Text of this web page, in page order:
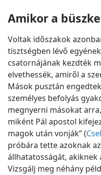
Amikor a
Voltak időszakok
tisztségben lévő
csatornájának kezdték
elvethessék, amiről a
Mások pusztán
személyes befolyás
megnyerni másokat
miként Pál apostol
magok után vonják” (
próbára tette azoknak
állhatatosságát, akiknek
Vizsgálj meg néhány